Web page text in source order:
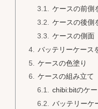
ケースの前側
ケースの後側
ケースの側面
バッテリーケース
ケースの色塗り
ケースの組み立て
chibi:bitのケー
バッテリーケ